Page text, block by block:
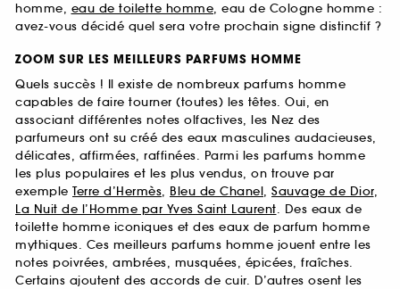
homme, eau de toilette homme, eau de Cologne homme :
avez-vous décidé quel sera votre prochain signe distinctif ?
ZOOM SUR LES MEILLEURS PARFUMS HOMME
Quels succès ! Il existe de nombreux parfums homme
capables de faire tourner (toutes) les têtes. Oui, en
associant différentes notes olfactives, les Nez des
parfumeurs ont su créé des eaux masculines audacieuses,
délicates, affirmées, raffinées. Parmi les parfums homme
les plus populaires et les plus vendus, on trouve par
exemple Terre d’Hermès, Bleu de Chanel, Sauvage de Dior,
La Nuit de l’Homme par Yves Saint Laurent. Des eaux de
toilette homme iconiques et des eaux de parfum homme
mythiques. Ces meilleurs parfums homme jouent entre les
notes poivrées, ambrées, musquées, épicées, fraîches.
Certains ajoutent des accords de cuir. D’autres osent les